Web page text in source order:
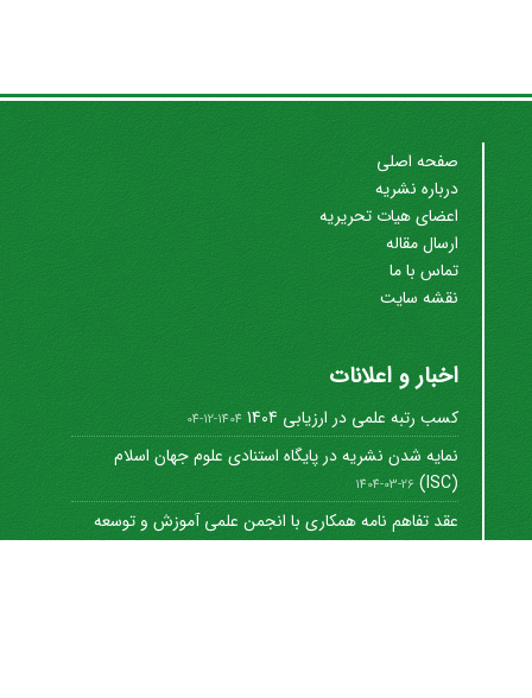
صفحه اصلی
درباره نشریه
اعضای هیات تحریریه
ارسال مقاله
تماس با ما
نقشه سایت
اخبار و اعلانات
کسب رتبه علمی در ارزیابی 1404 1404-12-04
نمایه شدن نشریه در پایگاه استنادی علوم جهان اسلام
(ISC)
1404-03-26
عقد تفاهم نامه همکاری با انجمن علمی آموزش و توسعه
منابع ...